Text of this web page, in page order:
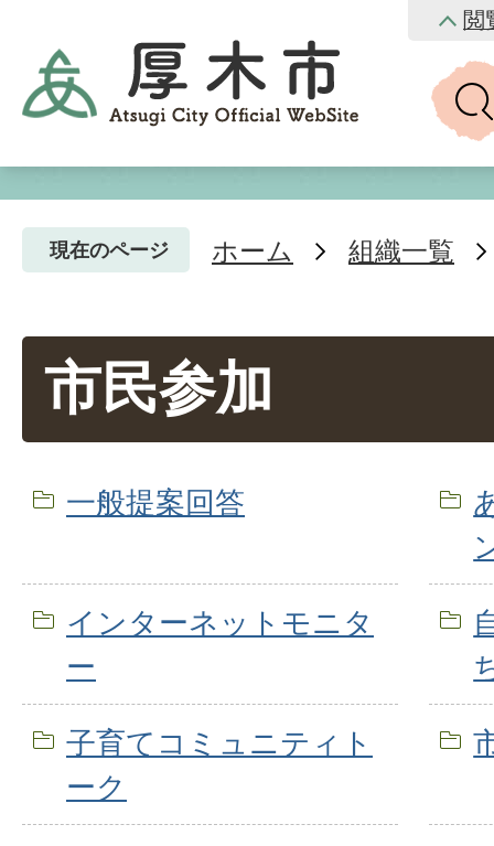
閲
現在のページ ホーム 組織一覧
市民参加
一般提案回答
インターネットモニタ
ー
子育てコミュニティト
ーク